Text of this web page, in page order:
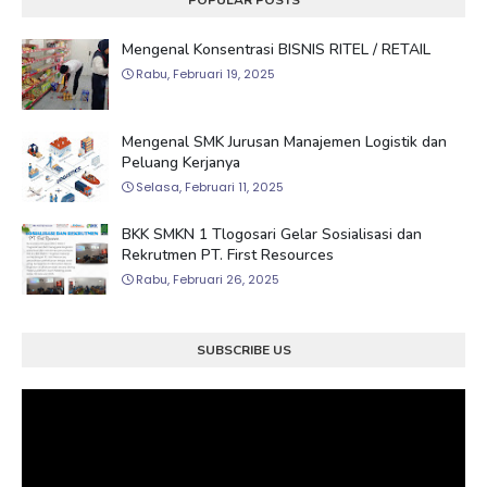
Mengenal Konsentrasi BISNIS RITEL / RETAIL
Rabu, Februari 19, 2025
Mengenal SMK Jurusan Manajemen Logistik dan
Peluang Kerjanya
Selasa, Februari 11, 2025
BKK SMKN 1 Tlogosari Gelar Sosialisasi dan
Rekrutmen PT. First Resources
Rabu, Februari 26, 2025
SUBSCRIBE US